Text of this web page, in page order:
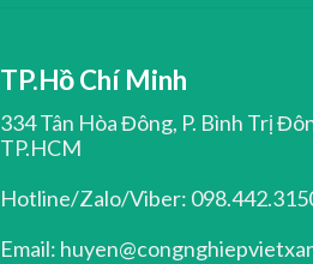
TP.Hồ Chí Minh
334 Tân Hòa Đông, P. Bình Trị
TP.HCM
Hotline/Zalo/Viber:
Email: